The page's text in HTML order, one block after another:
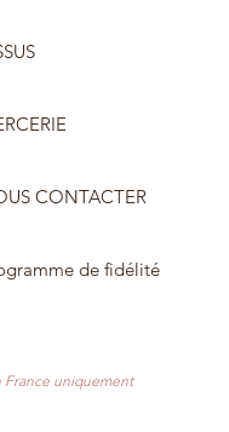
CONTACTER
de fidélité
France uniquement